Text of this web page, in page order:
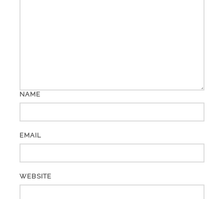
NAME
EMAIL
WEBSITE